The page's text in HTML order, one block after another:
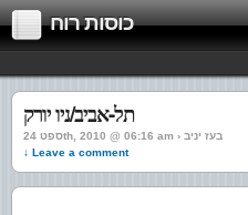
כוסות רוח
תל-אביב/ניו יורק
ספט 24th, 2010 @ 06:16 am › בעז יניב
↓ Leave a comment